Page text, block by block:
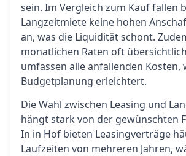
sein. Im Vergleich zum Kauf fallen
Langzeitmiete keine hohen
an, was die Liquidität schont.
monatlichen Raten oft
umfassen alle anfallenden Kosten,
Budgetplanung erleichtert.
Die Wahl zwischen Leasing und
hängt stark von der gewünschten
In in Hof bieten Leasingverträge
Laufzeiten von mehreren Jahren,